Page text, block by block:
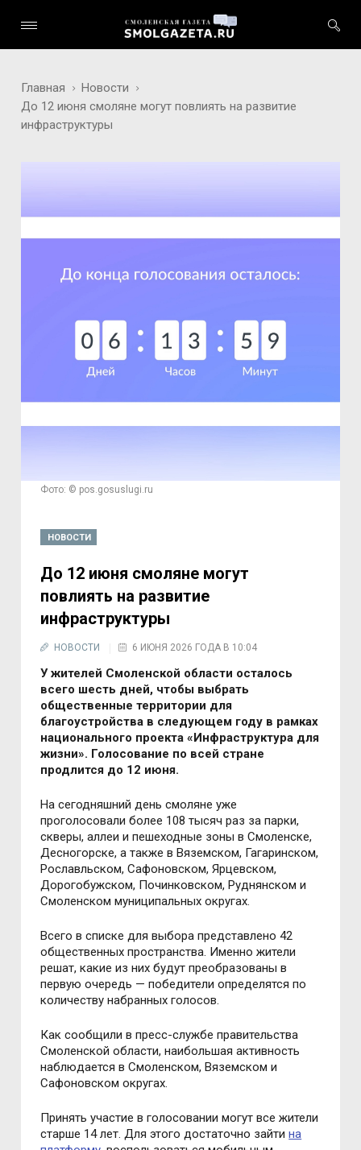
Главная
Новости
До 12 июня смоляне могут повлиять на развитие
инфраструктуры
Фото: © pos.gosuslugi.ru
НОВОСТИ
До 12 июня смоляне могут
повлиять на развитие
инфраструктуры
НОВОСТИ 6 ИЮНЯ 2026 ГОДА В 10:04
У жителей Смоленской области осталось
всего шесть дней, чтобы выбрать
общественные территории для
благоустройства в следующем году в рамках
национального проекта «Инфраструктура для
жизни». Голосование по всей стране
продлится до 12 июня.
На сегодняшний день смоляне уже
проголосовали более 108 тысяч раз за парки,
скверы, аллеи и пешеходные зоны в Смоленске,
Десногорске, а также в Вяземском, Гагаринском,
Рославльском, Сафоновском, Ярцевском,
Дорогобужском, Починковском, Руднянском и
Смоленском муниципальных округах.
Всего в списке для выбора представлено 42
общественных пространства. Именно жители
решат, какие из них будут преобразованы в
первую очередь — победители определятся по
количеству набранных голосов.
Как сообщили в пресс-службе правительства
Смоленской области, наибольшая активность
наблюдается в Смоленском, Вяземском и
Сафоновском округах.
Принять участие в голосовании могут все жители
старше 14 лет. Для этого достаточно зайтина